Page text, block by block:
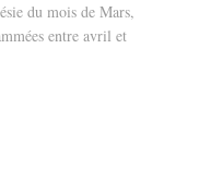
du mois de Mars,
entre avril et